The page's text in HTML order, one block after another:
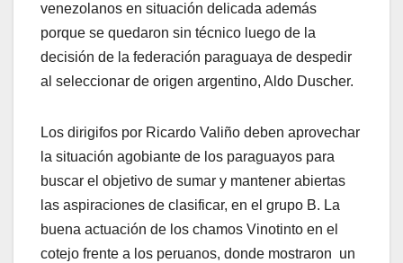
venezolanos en situación delicada además
porque se quedaron sin técnico luego de la
decisión de la federación paraguaya de despedir
al seleccionar de origen argentino, Aldo Duscher.
Los dirigifos por Ricardo Valiño deben aprovechar
la situación agobiante de los paraguayos para
buscar el objetivo de sumar y mantener abiertas
las aspiraciones de clasificar, en el grupo B. La
buena actuación de los chamos Vinotinto en el
cotejo frente a los peruanos, donde mostraron un